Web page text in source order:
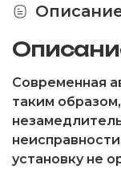
Современная
таким
установку не